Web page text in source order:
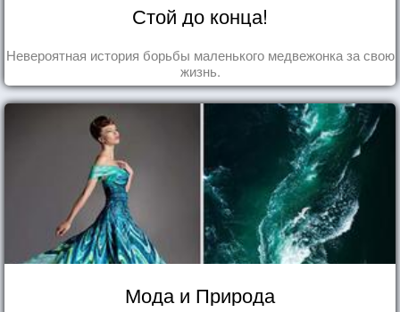
Стой до конца!
Невероятная история борьбы маленького медвежонка за свою
жизнь.
Мода и Природа